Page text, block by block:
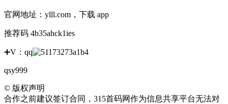
官网地址：ylll.com，下载 app
推荐码​ 4b35ahck1ies
➕V：qq
qsy999
© 版权声明
合作之前建议签订合同，315首码网作为信息共享平台无法对